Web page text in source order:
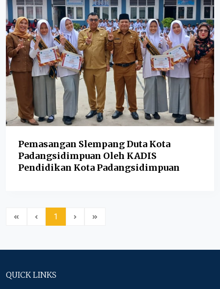
Pemasangan Slempang Duta Kota
Padangsidimpuan Oleh KADIS
Pendidikan Kota Padangsidimpuan
1
QUICK LINKS